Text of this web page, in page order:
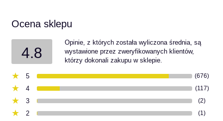
Ocena sklepu
4.8
Opinie, z których została wyliczona średnia, są
wystawione przez zweryfikowanych klientów,
którzy dokonali zakupu w sklepie.
5 (676)
4 (117)
3 (2)
2 (1)